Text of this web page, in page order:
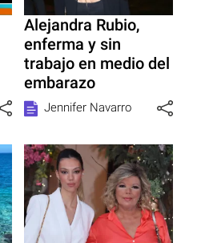
Alejandra Rubio,
enferma y sin
trabajo en medio del
embarazo
Jennifer Navarro